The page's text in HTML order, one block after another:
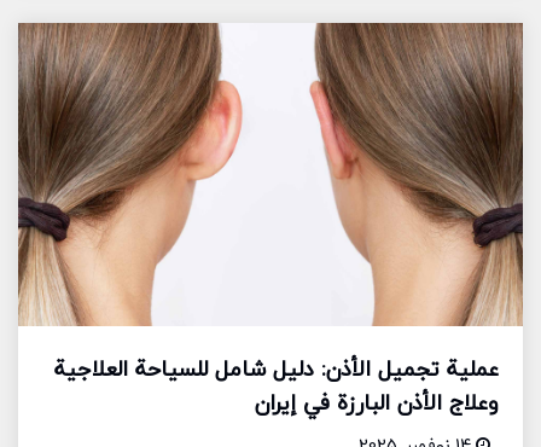
عملية تجميل الأذن: دليل شامل للسياحة العلاجية
وعلاج الأذن البارزة في إيران